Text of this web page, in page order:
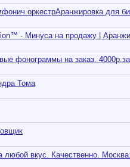
для
- Минуса на продажу |
фонограммы на заказ.
Тома
любой вкус. Качественно.